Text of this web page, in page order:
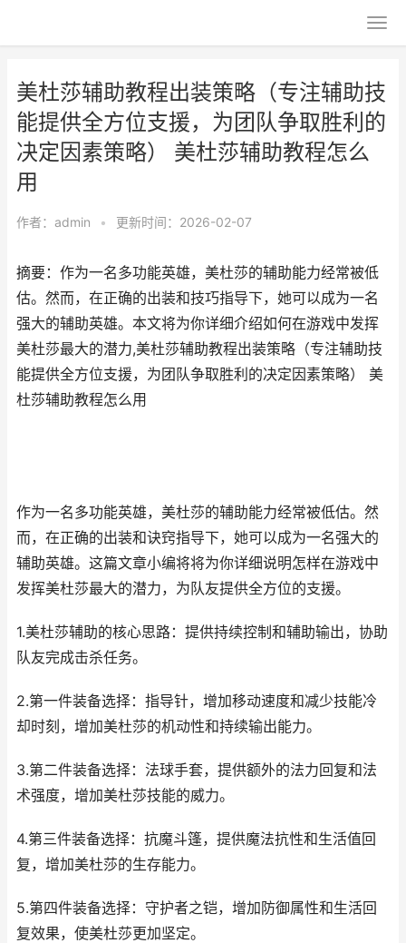
美杜莎辅助教程出装策略（专注辅助技
能提供全方位支援，为团队争取胜利的
决定因素策略） 美杜莎辅助教程怎么
用
作者： admin • 更新时间：2026-02-07
摘要：作为一名多功能英雄，美杜莎的辅助能力经常被低
估。然而，在正确的出装和技巧指导下，她可以成为一名
强大的辅助英雄。本文将为你详细介绍如何在游戏中发挥
美杜莎最大的潜力,美杜莎辅助教程出装策略（专注辅助技
能提供全方位支援，为团队争取胜利的决定因素策略） 美
杜莎辅助教程怎么用
作为一名多功能英雄，美杜莎的辅助能力经常被低估。然
而，在正确的出装和诀窍指导下，她可以成为一名强大的
辅助英雄。这篇文章小编将将为你详细说明怎样在游戏中
发挥美杜莎最大的潜力，为队友提供全方位的支援。
1.美杜莎辅助的核心思路：提供持续控制和辅助输出，协助
队友完成击杀任务。
2.第一件装备选择：指导针，增加移动速度和减少技能冷
却时刻，增加美杜莎的机动性和持续输出能力。
3.第二件装备选择：法球手套，提供额外的法力回复和法
术强度，增加美杜莎技能的威力。
4.第三件装备选择：抗魔斗篷，提供魔法抗性和生活值回
复，增加美杜莎的生存能力。
5.第四件装备选择：守护者之铠，增加防御属性和生活回
复效果，使美杜莎更加坚定。